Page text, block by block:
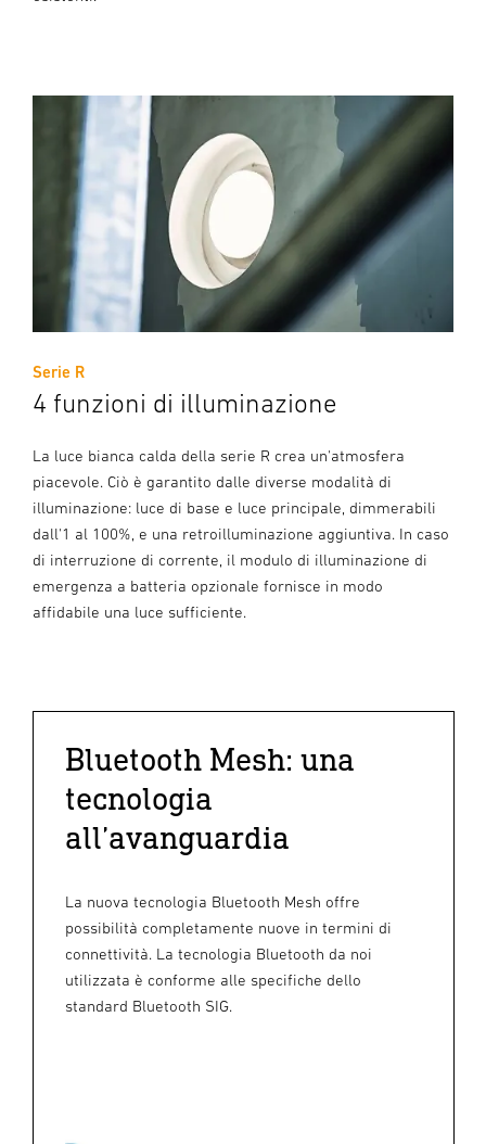
Serie R
4 funzioni di illuminazione
La luce bianca calda della serie R crea un'atmosfera
piacevole. Ciò è garantito dalle diverse modalità di
illuminazione: luce di base e luce principale, dimmerabili
dall'1 al 100%, e una retroilluminazione aggiuntiva. In caso
di interruzione di corrente, il modulo di illuminazione di
emergenza a batteria opzionale fornisce in modo
affidabile una luce sufficiente.
Bluetooth Mesh: una
tecnologia
all’avanguardia
La nuova tecnologia Bluetooth Mesh offre
possibilità completamente nuove in termini di
connettività. La tecnologia Bluetooth da noi
utilizzata è conforme alle specifiche dello
standard Bluetooth SIG.